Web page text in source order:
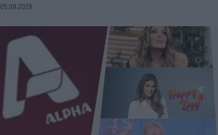
05.08.2026